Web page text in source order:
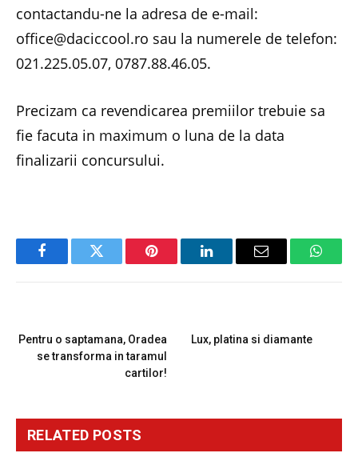
contactandu-ne la adresa de e-mail:
office@daciccool.ro sau la numerele de telefon:
021.225.05.07, 0787.88.46.05.
Precizam ca revendicarea premiilor trebuie sa
fie facuta in maximum o luna de la data
finalizarii concursului.
FacebookTwitter Pinterest LinkedInEmail
Pentru o saptamana, Oradea
se transforma in taramul
cartilor!
Lux, platina si diamante
RELATED POSTS